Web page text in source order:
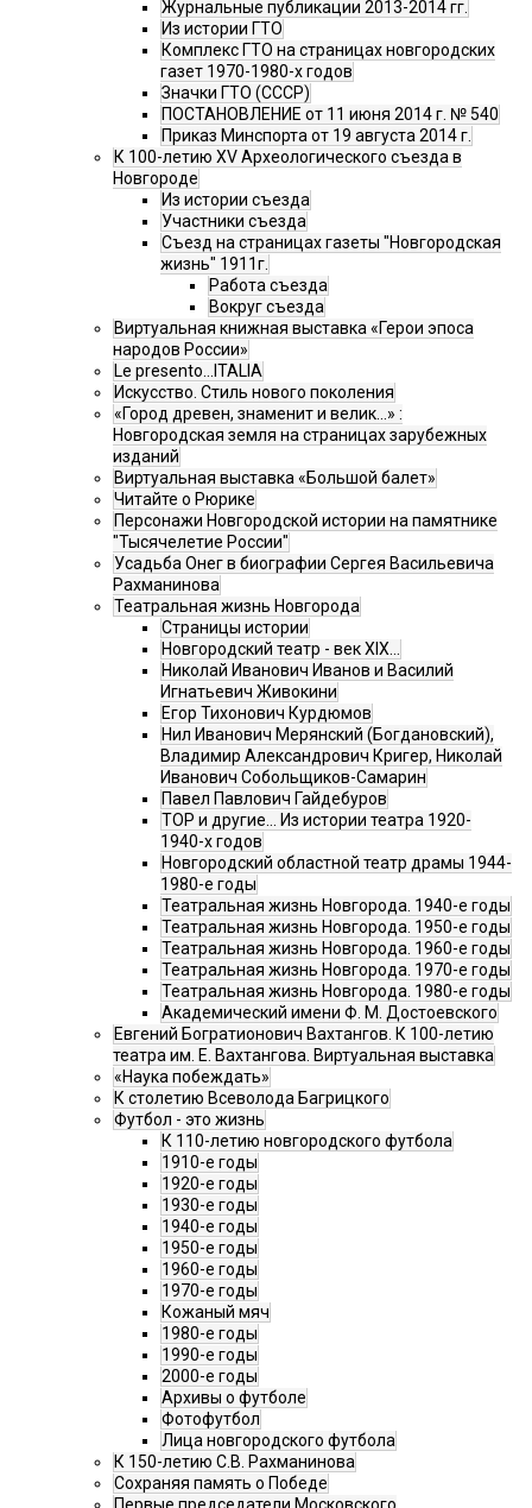
Журнальные публикации 2013-2014 гг.
Из истории ГТО
Комплекс ГТО на страницах новгородских
газет 1970-1980-х годов
Значки ГТО (СССР)
ПОСТАНОВЛЕНИЕ от 11 июня 2014 г. № 540
Приказ Минспорта от 19 августа 2014 г.
К 100-летию XV Археологического съезда в
Новгороде
Из истории съезда
Участники съезда
Cъезд на страницах газеты "Новгородская
жизнь" 1911г.
Работа съезда
Вокруг съезда
Виртуальная книжная выставка «Герои эпоса
народов России»
Le presento...ITALIA
Искусство. Стиль нового поколения
«Город древен, знаменит и велик…» :
Новгородская земля на страницах зарубежных
изданий
Виртуальная выставка «Большой балет»
Читайте о Рюрике
Персонажи Новгородской истории на памятнике
"Тысячелетие России"
Усадьба Онег в биографии Сергея Васильевича
Рахманинова
Театральная жизнь Новгорода
Страницы истории
Новгородский театр - век XIX…
Николай Иванович Иванов и Василий
Игнатьевич Живокини
Егор Тихонович Курдюмов
Нил Иванович Мерянский (Богдановский),
Владимир Александрович Кригер, Николай
Иванович Собольщиков-Самарин
Павел Павлович Гайдебуров
ТОР и другие… Из истории театра 1920-
1940-х годов
Новгородский областной театр драмы 1944-
1980-е годы
Театральная жизнь Новгорода. 1940-е годы
Театральная жизнь Новгорода. 1950-е годы
Театральная жизнь Новгорода. 1960-е годы
Театральная жизнь Новгорода. 1970-е годы
Театральная жизнь Новгорода. 1980-е годы
Академический имени Ф. М. Достоевского
Евгений Богратионович Вахтангов. К 100-летию
театра им. Е. Вахтангова. Виртуальная выставка
«Наука побеждать»
К столетию Всеволода Багрицкого
Футбол - это жизнь
К 110-летию новгородского футбола
1910-е годы
1920-е годы
1930-е годы
1940-е годы
1950-е годы
1960-е годы
1970-е годы
Кожаный мяч
1980-е годы
1990-е годы
2000-е годы
Архивы о футболе
Фотофутбол
Лица новгородского футбола
К 150-летию С.В. Рахманинова
Сохраняя память о Победе